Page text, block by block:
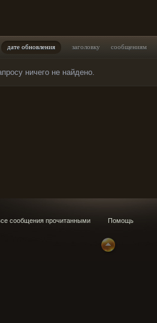
дате обновления заголовку сообщениям
ничего не найдено.
сообщения прочитанными Помощь